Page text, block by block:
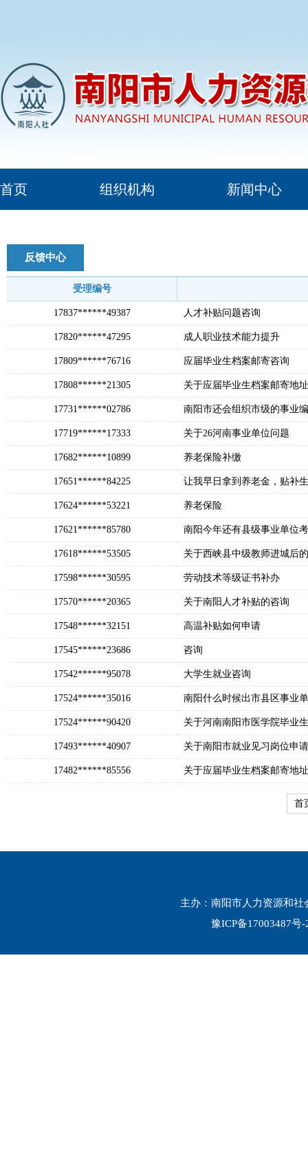
首页 组织机构 新闻中心
反馈中心
受理编号
17837******49387 人才补贴问题咨询
17820******47295 成人职业技术能力提升
17809******76716 应届毕业生档案邮寄咨询
17808******21305 关于应届毕业生档案邮寄地
17731******02786 南阳市还会组织市级的事业
17719******17333 关于26河南事业单位问题
17682******10899 养老保险补缴
17651******84225 让我早日拿到养老金，贴补
17624******53221 养老保险
17621******85780 南阳今年还有县级事业单位
17618******53505 关于西峡县中级教师进城后
17598******30595 劳动技术等级证书补办
17570******20365 关于南阳人才补贴的咨询
17548******32151 高温补贴如何申请
17545******23686 咨询
17542******95078 大学生就业咨询
17524******35016 南阳什么时候出市县区事业
17524******90420 关于河南南阳市医学院毕业
17493******40907 关于南阳市就业见习岗位申
17482******85556 关于应届毕业生档案邮寄地
首
主办：南阳市人力资源和
豫ICP备17003487号-